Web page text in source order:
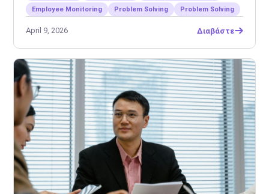
Employee Monitoring
Problem Solving Problem Solving
April 9, 2026 Διαβάστε